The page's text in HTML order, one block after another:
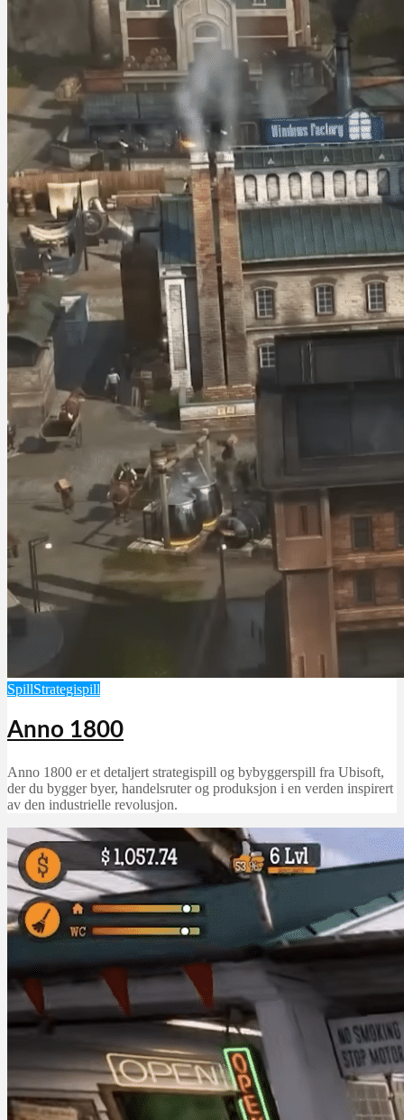
SpillStrategispill
Anno 1800
Anno 1800 er et detaljert strategispill og bybyggerspill fra Ubisoft,
der du bygger byer, handelsruter og produksjon i en verden inspirert
av den industrielle revolusjon.